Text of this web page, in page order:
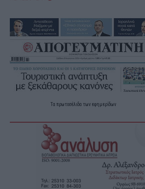
Τα πρωτοσέλιδα των εφημερίδων